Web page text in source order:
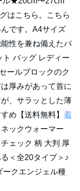
はこちら。こちら
です。A4サイズ
性を兼ね備えたバ
バッグ レディー
ールブロックのク
厚みがあって首に
、サラッとした薄
め【送料無料】 着
ックウォーマー
ェック 柄 大判 厚
＜全20タイプ＞♪
ークエンジェル種